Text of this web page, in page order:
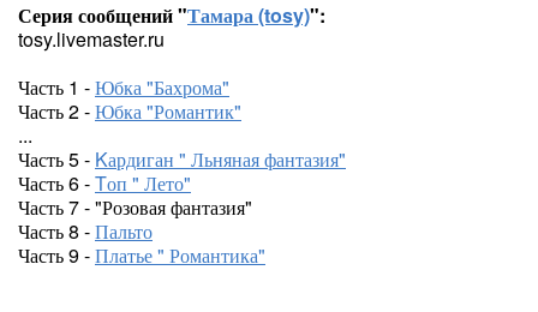
Серия сообщений "Тамара (tosy)":
tosy.livemaster.ru
Часть 1 -Юбка "Бахрома"
Часть 2 -Юбка "Романтик"
...
Часть 5 - Kардиган " Льняная фантазия"
Часть 6 -Tоп " Лето"
Часть 7 - "Розовая фантазия"
Часть 8 -Пальто
Часть 9 -Платье " Романтика"